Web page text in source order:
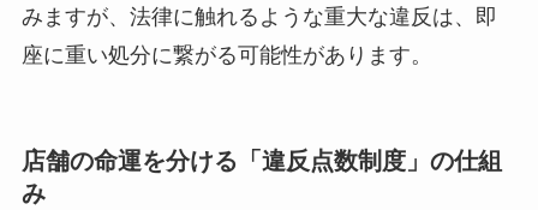
みますが、法律に触れるような重大な違反は、即
座に重い処分に繋がる可能性があります。
店舗の命運を分ける「違反点数制度」の仕組
み